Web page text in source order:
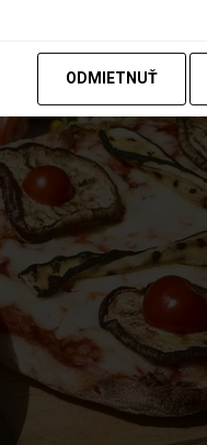
ODMIETNUŤ